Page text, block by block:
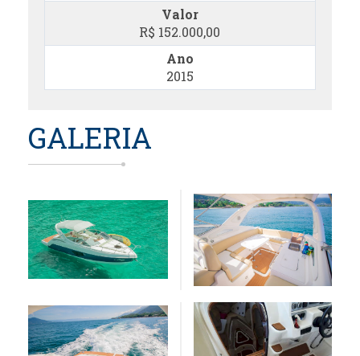
Valor
R$ 152.000,00
Ano
2015
GALERIA